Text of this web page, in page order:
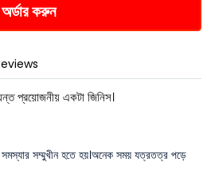
অর্ডার করুন
প্রয়োজনীয় একটা জিনিস।
সম্মুখীন হতে হয়।অনেক সময় যত্রতত্র পড়ে